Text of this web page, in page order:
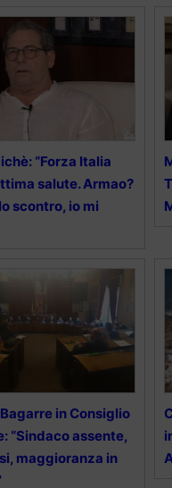
“Forza Italia
salute. Armao?
scontro, io mi
in Consiglio
“Sindaco assente,
maggioranza in